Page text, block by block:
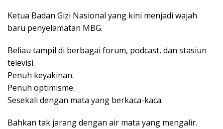
Ketua Badan Gizi Nasional yang kini menjadi wajah
baru penyelamatan MBG.
Beliau tampil di berbagai forum, podcast, dan stasiun
televisi.
Penuh keyakinan.
Penuh optimisme.
Sesekali dengan mata yang berkaca-kaca.
Bahkan tak jarang dengan air mata yang mengalir.